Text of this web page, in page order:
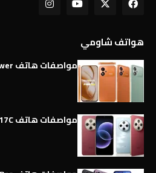
هواتف شاومي
مواصفات هاتف Xiaomi Poco M8 Power كاملة
مواصفات هاتف Xiaomi Redmi 17C كاملة